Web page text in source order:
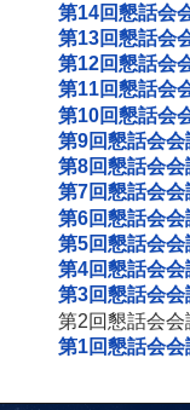
第14回懇話会
第13回懇話会
第12回懇話会
第11回懇話会
第10回懇話会
第9回懇話会会
第8回懇話会会
第7回懇話会会
第6回懇話会会
第5回懇話会会
第4回懇話会会
第3回懇話会会
第2回懇話会会
第1回懇話会会